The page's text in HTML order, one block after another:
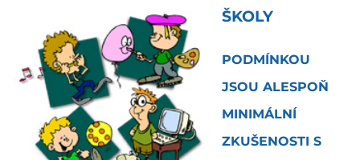
ŠKOLY
PODMÍNKOU
JSOU ALESPOŇ
MINIMÁLNÍ
ZKUŠENOSTI S